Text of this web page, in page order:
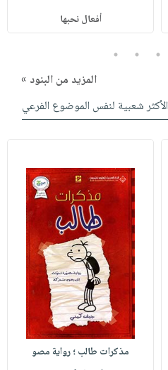
أفعال نحبها
3
4
5
المزيد من البنود »
الأكثر شعبية لنفس الموضوع الفرعي
مذكرات طالب ؛ رواية مصو